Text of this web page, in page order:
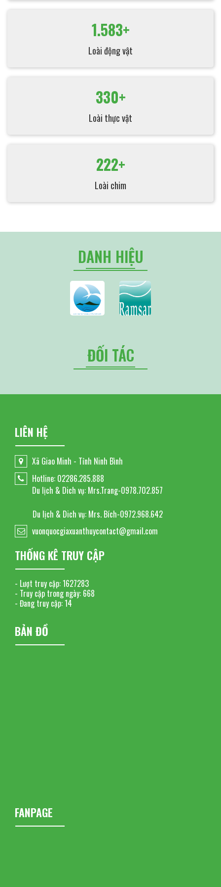
1.583+
Loài động vật
330+
Loài thực vật
222+
Loài chim
DANH HIỆU
ĐỐI TÁC
LIÊN HỆ
Xã Giao Minh - Tỉnh Ninh Bình
Hotline: 02286.285.888
Du lịch & Dich vụ: Mrs.Trang-0978.702.857
Du lịch & Dich vụ: Mrs. Bích-0972.968.642
vuonquocgiaxuanthuycontact@gmail.com
THỐNG KÊ TRUY CẬP
- Lượt truy cập:1627283
- Truy cập trong ngày: 668
- Đang truy cập:14
BẢN ĐỒ
FANPAGE